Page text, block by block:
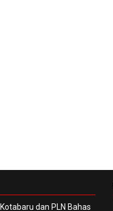
dan PLN Bahas